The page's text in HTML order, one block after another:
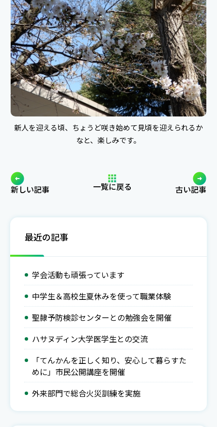
新人を迎える頃、ちょうど咲き始めて見頃を迎えられるか
なと、楽しみです。
新しい記事 一覧に戻る 古い記事
最近の記事
学会活動も頑張っています
中学生＆高校生夏休みを使って職業体験
聖隷予防検診センターとの勉強会を開催
ハサヌディン大学医学生との交流
「てんかんを正しく知り、安心して暮らすた
めに」市民公開講座を開催
外来部門で総合火災訓練を実施